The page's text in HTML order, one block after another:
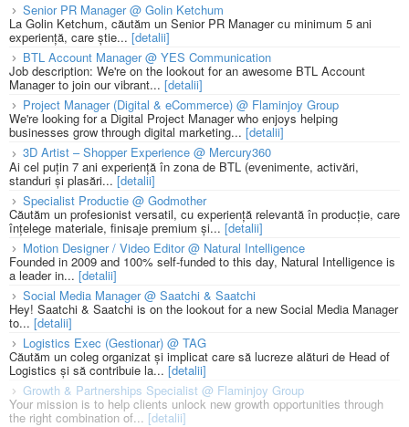
Senior PR Manager @ Golin Ketchum
La Golin Ketchum, căutăm un Senior PR Manager cu minimum 5 ani
experiență, care știe... [detalii]
BTL Account Manager @ YES Communication
Job description: We're on the lookout for an awesome BTL Account
Manager to join our vibrant... [detalii]
Project Manager (Digital & eCommerce) @ Flaminjoy Group
We're looking for a Digital Project Manager who enjoys helping
businesses grow through digital marketing... [detalii]
3D Artist – Shopper Experience @ Mercury360
Ai cel puțin 7 ani experiență în zona de BTL (evenimente, activări,
standuri și plasări...[detalii]
Specialist Productie @ Godmother
Căutăm un profesionist versatil, cu experiență relevantă în producție, care
înțelege materiale, finisaje premium și... [detalii]
Motion Designer / Video Editor @ Natural Intelligence
Founded in 2009 and 100% self-funded to this day, Natural Intelligence is
a leader in... [detalii]
Social Media Manager @ Saatchi & Saatchi
Hey! Saatchi & Saatchi is on the lookout for a new Social Media Manager
to... [detalii]
Logistics Exec (Gestionar) @ TAG
Căutăm un coleg organizat și implicat care să lucreze alături de Head of
Logistics și să contribuie la... [detalii]
Growth & Partnerships Specialist @ Flaminjoy Group
Your mission is to help clients unlock new growth opportunities through
the right combination of... [detalii]